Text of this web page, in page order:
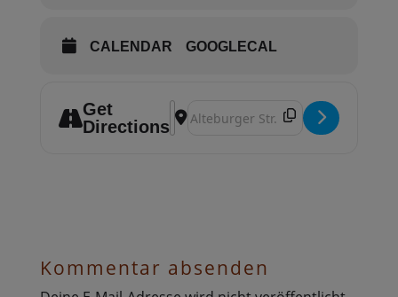
CALENDAR GOOGLECAL
Get
Directions
Address - Yogakurs Tajet Garden -
Destination Address - Yogakurs
Kommentar absenden